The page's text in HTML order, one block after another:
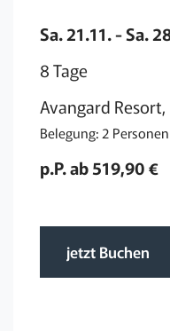
Sa. 21.11. - Sa.
8 Tage
Avangard
Belegung: 2 Personen
p.P. ab 519,90 €
jetzt Buchen